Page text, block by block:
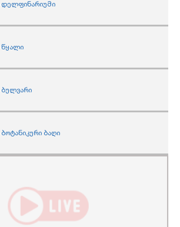
დელფინარიუმი
წყალი
ბულვარი
ბაღი